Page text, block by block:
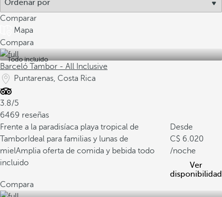
Comparar
Mapa
Compara
Todo incluido
Barceló Tambor - All Inclusive
Puntarenas, Costa Rica
3.8/5
6469 reseñas
Frente a la paradisíaca playa tropical de
Tambor Ideal para familias y lunas de
mielAmplia oferta de comida y bebida todo
incluido
Desde
6.020
/noche
Ver
disponibilidad
Compara